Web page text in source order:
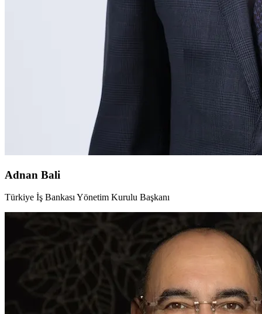
Adnan Bali
Türkiye İş Bankası Yönetim Kurulu Başkanı